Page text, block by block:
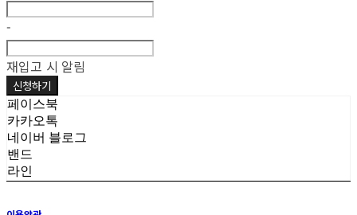
-
재입고 시 알림
신청하기
페이스북
카카오톡
네이버 블로그
밴드
라인